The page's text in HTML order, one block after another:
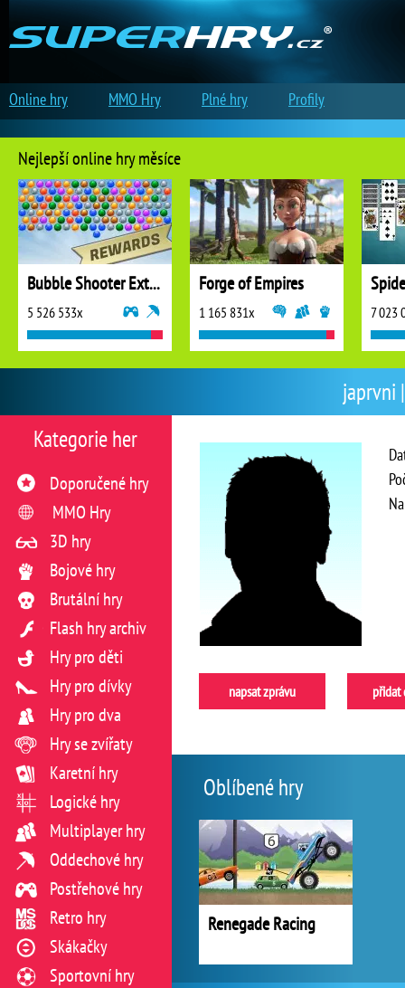
japrvni
napsat zprávu přidat
Oblíbené hry
Renegade Racing
Kategorie her
Doporučené hry
MMO Hry
3D hry
Bojové hry
Brutální hry
Flash hry archiv
Hry pro děti
Hry pro dívky
Hry pro dva
Hry se zvířaty
Karetní hry
Logické hry
Multiplayer hry
Oddechové hry
Postřehové hry
Retro hry
Skákačky
Sportovní hry
Nejlepší online hry měsíce
Bubble Shooter Extreme
5 526 533x
Forge of Empires
1 165 831x 7 023
Online hry MMO Hry Plné hry Profily